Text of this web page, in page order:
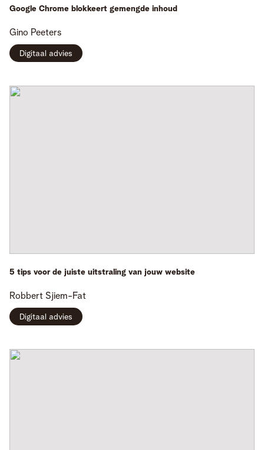
Google Chrome blokkeert gemengde inhoud
Gino Peeters
Digitaal advies
5 tips voor de juiste uitstraling van jouw website
Robbert Sjiem-Fat
Digitaal advies